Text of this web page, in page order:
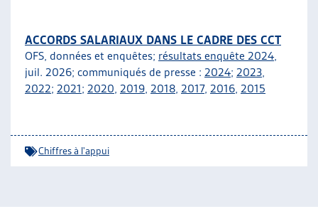
ACCORDS SALARIAUX DANS LE CADRE DES CCT
OFS, données et enquêtes; résultats enquête 2024
juil. 2026; communiqués de presse : 2024; 2023
2022; 2021; 2020 2019 2018 2017, 2016 2015
Chiffres à l'appui